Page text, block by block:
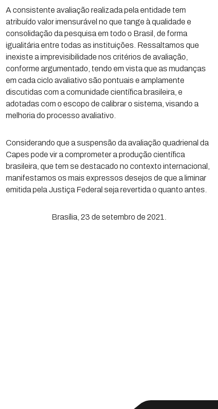
A consistente avaliação realizada pela entidade tem
atribuído valor imensurável no que tange à qualidade e
consolidação da pesquisa em todo o Brasil, de forma
igualitária entre todas as instituições. Ressaltamos que
inexiste a imprevisibilidade nos critérios de avaliação,
conforme argumentado, tendo em vista que as mudanças
em cada ciclo avaliativo são pontuais e amplamente
discutidas com a comunidade científica brasileira, e
adotadas com o escopo de calibrar o sistema, visando a
melhoria do processo avaliativo.
Considerando que a suspensão da avaliação quadrienal da
Capes pode vir a comprometer a produção científica
brasileira, que tem se destacado no contexto internacional,
manifestamos os mais expressos desejos de que a liminar
emitida pela Justiça Federal seja revertida o quanto antes.
Brasília, 23 de setembro de 2021.